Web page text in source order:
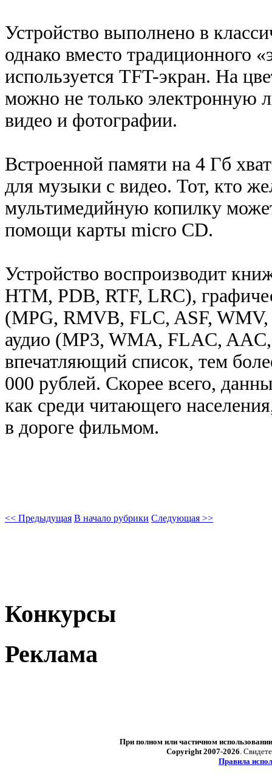
Устройство выполнено в
однако вместо традиционного
используется TFT-экран. На
можно не только электронную
видео и фотографии.
Встроенной памяти на 4 Гб
для музыки с видео. Тот, кто
мультимедийную копилку
помощи карты micro CD.
Устройство воспроизводит
HTM, PDB, RTF, LRC),
(MPG, RMVB, FLC, ASF,
аудио (MP3, WMA, FLAC,
впечатляющий список, тем
000 рублей. Скорее всего,
как среди читающего
в дороге фильмом.
<< Предыдущая В начало рубрики Следующая >>
Конкурсы
Реклама
При полном или частичном
Copyright 2007-2026 .
Правила